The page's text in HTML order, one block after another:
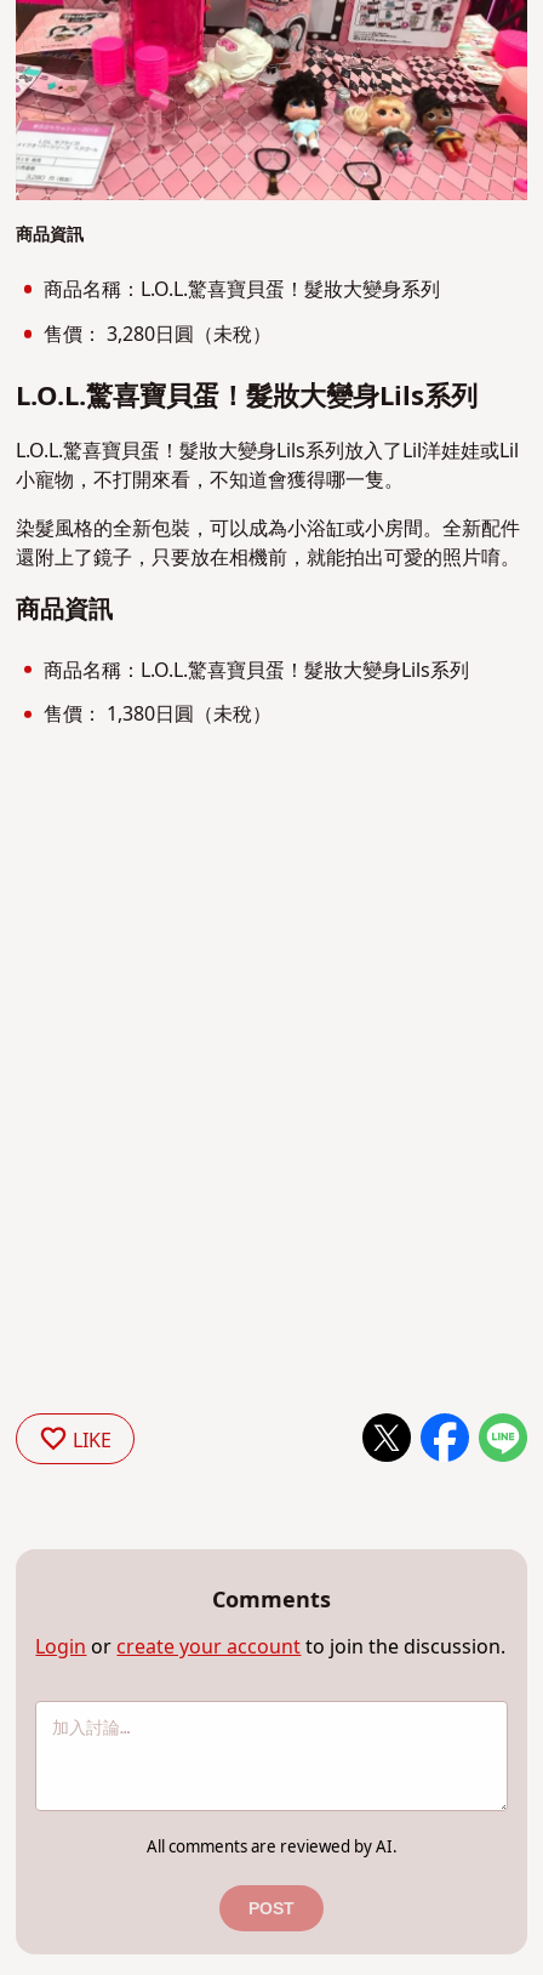
商品資訊
商品名稱：L.O.L.驚喜寶貝蛋！髮妝大變身系列
售價： 3,280日圓（未稅）
L.O.L.驚喜寶貝蛋！髮妝大變身Lils系列
L.O.L.驚喜寶貝蛋！髮妝大變身Lils系列放入了Lil洋娃娃或Lil
小寵物，不打開來看，不知道會獲得哪一隻。
染髮風格的全新包裝，可以成為小浴缸或小房間。全新配件
還附上了鏡子，只要放在相機前，就能拍出可愛的照片唷。
商品資訊
商品名稱：L.O.L.驚喜寶貝蛋！髮妝大變身Lils系列
售價： 1,380日圓（未稅）
LIKE
Comments
Login or create your accountto join the discussion.
All comments are reviewed by AI.
POST